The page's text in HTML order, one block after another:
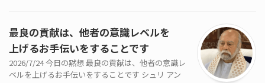
最良の貢献は、他者の意識レベルを
上げるお手伝いをすることです
2026/7/24 今日の黙想 最良の貢献は、他者の意識レ
ベルを上げるお手伝いをすることです シュリ アン